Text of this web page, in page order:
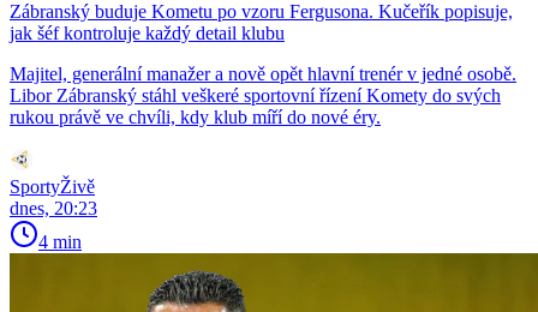
Zábranský buduje Kometu po vzoru Fergusona. Kučeřík popisuje,
jak šéf kontroluje každý detail klubu
Majitel, generální manažer a nově opět hlavní trenér v jedné osobě.
Libor Zábranský stáhl veškeré sportovní řízení Komety do svých
rukou právě ve chvíli, kdy klub míří do nové éry.
SportyŽivě
dnes, 20:23
4 min